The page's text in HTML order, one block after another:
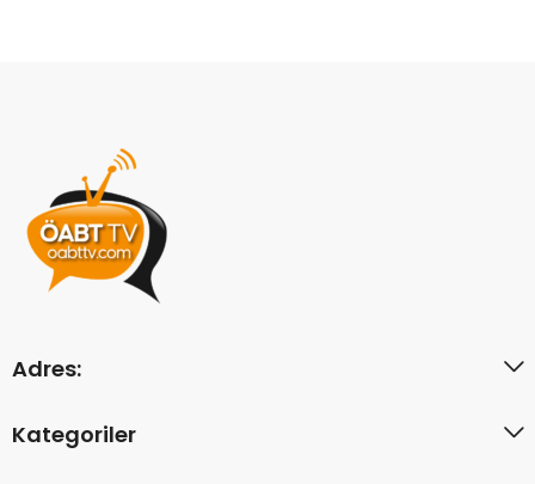
Adres:
Kategoriler